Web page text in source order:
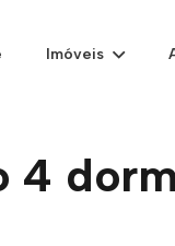
Imóveis
4